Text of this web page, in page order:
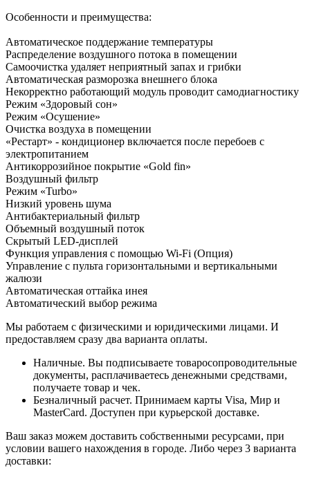
Особенности и преимущества:
Автоматическое поддержание температуры
Распределение воздушного потока в помещении
Самоочистка удаляет неприятный запах и грибки
Автоматическая разморозка внешнего блока
Некорректно работающий модуль проводит самодиагностику
Режим «Здоровый сон»
Режим «Осушение»
Очистка воздуха в помещении
«Рестарт» - кондиционер включается после перебоев с
электропитанием
Антикоррозийное покрытие «Gold fin»
Воздушный фильтр
Режим «Turbo»
Низкий уровень шума
Антибактериальный фильтр
Объемный воздушный поток
Скрытый LED-дисплей
Функция управления с помощью Wi-Fi (Опция)
Управление с пульта горизонтальными и вертикальными
жалюзи
Автоматическая оттайка инея
Автоматический выбор режима
Мы работаем с физическими и юридическими лицами. И
предоставляем сразу два варианта оплаты.
Наличные. Вы подписываете товаросопроводительные
документы, расплачиваетесь денежными средствами,
получаете товар и чек.
Безналичный расчет. Принимаем карты Visa, Мир и
MasterCard. Доступен при курьерской доставке.
Ваш заказ можем доставить собственными ресурсами, при
условии вашего нахождения в городе. Либо через 3 варианта
доставки: